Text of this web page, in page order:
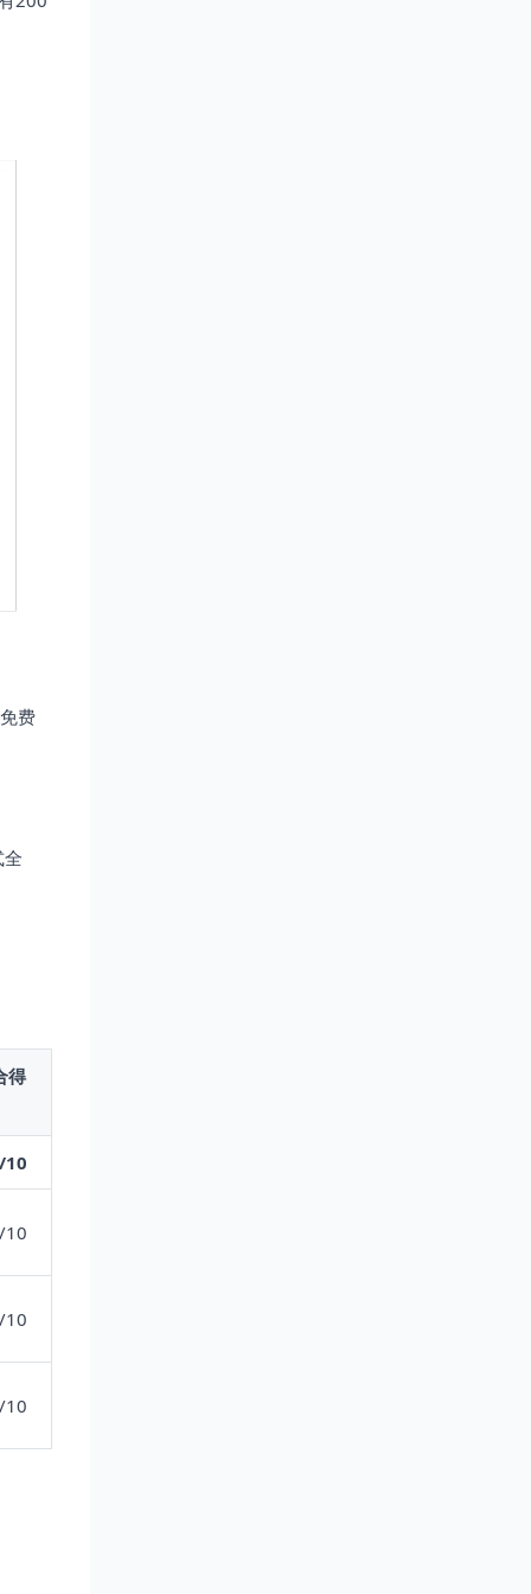
费
得
10
10
10
10